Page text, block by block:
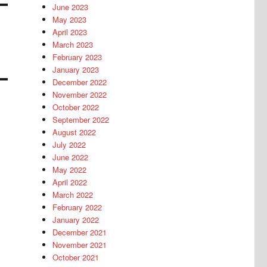
June 2023
May 2023
April 2023
March 2023
February 2023
January 2023
December 2022
November 2022
October 2022
September 2022
August 2022
July 2022
June 2022
May 2022
April 2022
March 2022
February 2022
January 2022
December 2021
November 2021
October 2021